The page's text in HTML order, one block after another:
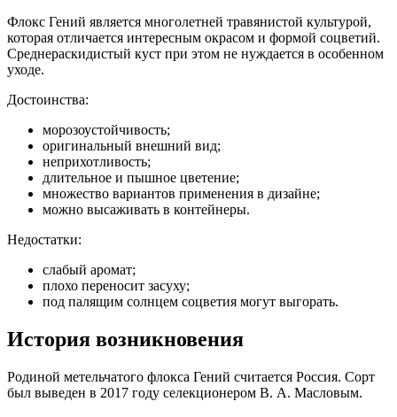
Флокс Гений является многолетней травянистой культурой,
которая отличается интересным окрасом и формой соцветий.
Среднераскидистый куст при этом не нуждается в особенном
уходе.
Достоинства:
морозоустойчивость;
оригинальный внешний вид;
неприхотливость;
длительное и пышное цветение;
множество вариантов применения в дизайне;
можно высаживать в контейнеры.
Недостатки:
слабый аромат;
плохо переносит засуху;
под палящим солнцем соцветия могут выгорать.
История возникновения
Родиной метельчатого флокса Гений считается Россия. Сорт
был выведен в 2017 году селекционером В. А. Масловым.